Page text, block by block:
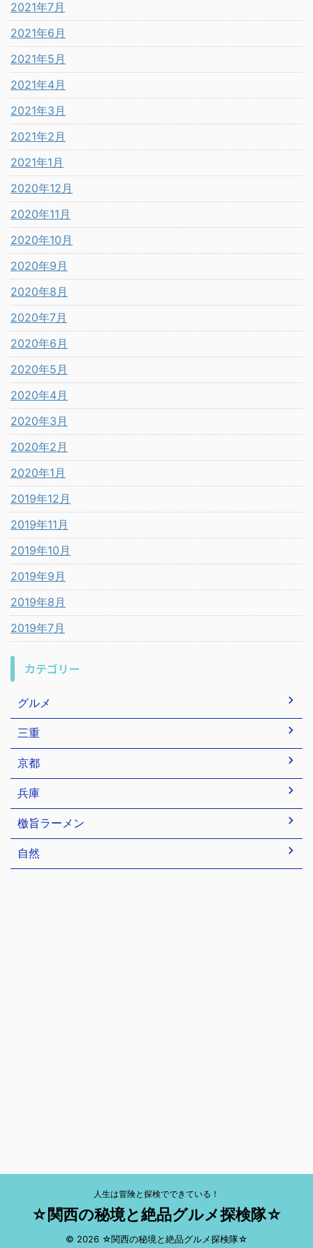
2021年7月
2021年6月
2021年5月
2021年4月
2021年3月
2021年2月
2021年1月
2020年12月
2020年11月
2020年10月
2020年9月
2020年8月
2020年7月
2020年6月
2020年5月
2020年4月
2020年3月
2020年2月
2020年1月
2019年12月
2019年11月
2019年10月
2019年9月
2019年8月
2019年7月
カテゴリー
グルメ
三重
京都
兵庫
檄旨ラーメン
自然
人生は冒険と探検でできている！
☆関西の秘境と絶品グルメ探検隊☆
© 2026 ☆関西の秘境と絶品グルメ探検隊☆